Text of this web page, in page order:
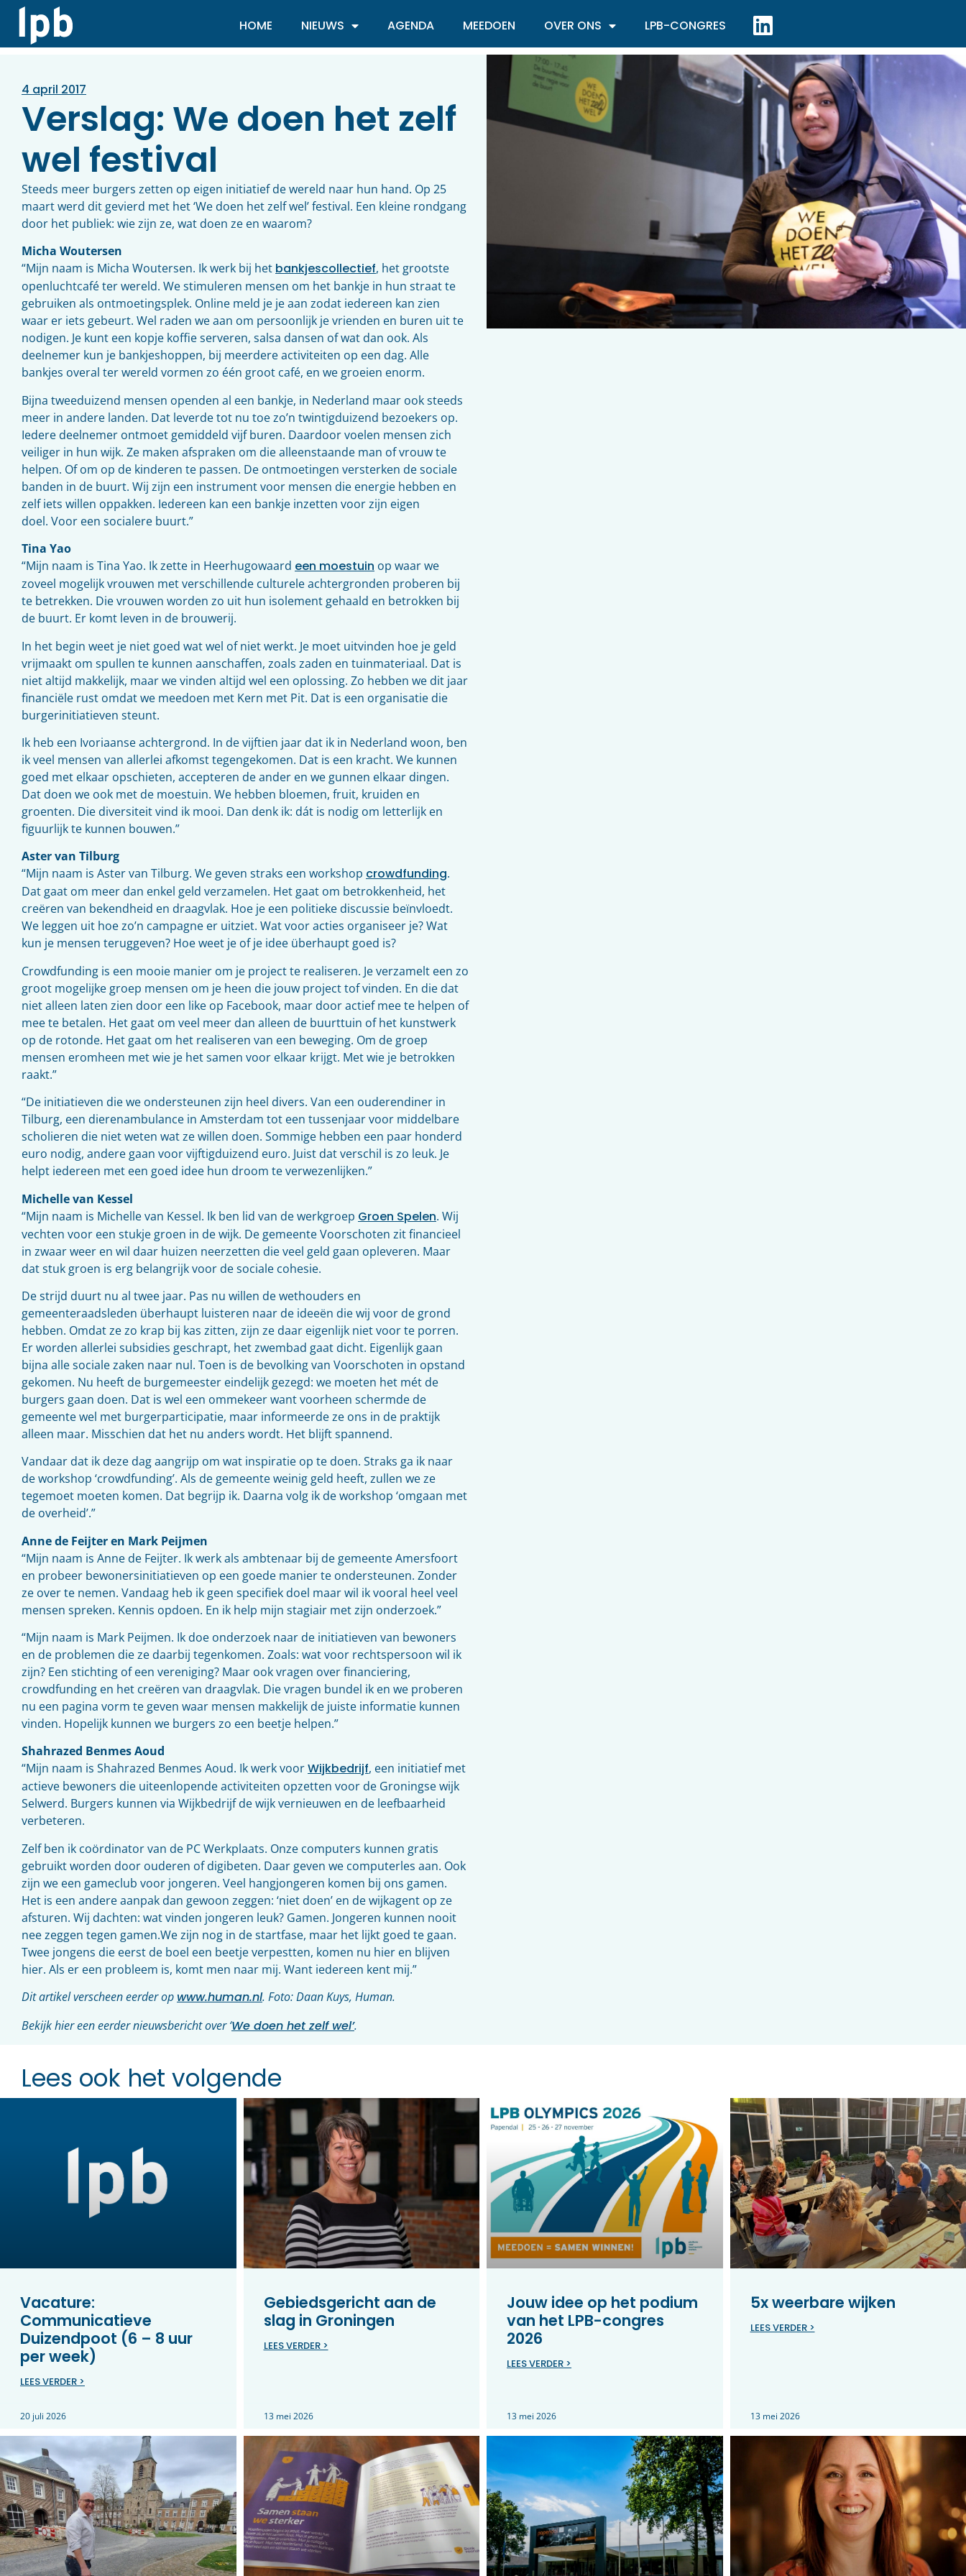
HOME NIEUWS AGENDA MEEDOEN OVER ONS LPB-CONGRES
4 april 2017
Verslag: We doen het zelf
wel festival
Steeds meer burgers zetten op eigen initiatief de wereld naar hun hand. Op 25
maart werd dit gevierd met het ‘We doen het zelf wel’ festival. Een kleine rondgang
door het publiek: wie zijn ze, wat doen ze en waarom?
Micha Woutersen
“Mijn naam is Micha Woutersen. Ik werk bij het bankjescollectief, het grootste
openluchtcafé ter wereld. We stimuleren mensen om het bankje in hun straat te
gebruiken als ontmoetingsplek. Online meld je je aan zodat iedereen kan zien
waar er iets gebeurt. Wel raden we aan om persoonlijk je vrienden en buren uit te
nodigen. Je kunt een kopje koffie serveren, salsa dansen of wat dan ook. Als
deelnemer kun je bankjeshoppen, bij meerdere activiteiten op een dag. Alle
bankjes overal ter wereld vormen zo één groot café, en we groeien enorm.
Bijna tweeduizend mensen openden al een bankje, in Nederland maar ook steeds
meer in andere landen. Dat leverde tot nu toe zo’n twintigduizend bezoekers op.
Iedere deelnemer ontmoet gemiddeld vijf buren. Daardoor voelen mensen zich
veiliger in hun wijk. Ze maken afspraken om die alleenstaande man of vrouw te
helpen. Of om op de kinderen te passen. De ontmoetingen versterken de sociale
banden in de buurt. Wij zijn een instrument voor mensen die energie hebben en
zelf iets willen oppakken. Iedereen kan een bankje inzetten voor zijn eigen
doel. Voor een socialere buurt.”
Tina Yao
“Mijn naam is Tina Yao. Ik zette in Heerhugowaard een moestuin op waar we
zoveel mogelijk vrouwen met verschillende culturele achtergronden proberen bij
te betrekken. Die vrouwen worden zo uit hun isolement gehaald en betrokken bij
de buurt. Er komt leven in de brouwerij.
In het begin weet je niet goed wat wel of niet werkt. Je moet uitvinden hoe je geld
vrijmaakt om spullen te kunnen aanschaffen, zoals zaden en tuinmateriaal. Dat is
niet altijd makkelijk, maar we vinden altijd wel een oplossing. Zo hebben we dit jaar
financiële rust omdat we meedoen met Kern met Pit. Dat is een organisatie die
burgerinitiatieven steunt.
Ik heb een Ivoriaanse achtergrond. In de vijftien jaar dat ik in Nederland woon, ben
ik veel mensen van allerlei afkomst tegengekomen. Dat is een kracht. We kunnen
goed met elkaar opschieten, accepteren de ander en we gunnen elkaar dingen.
Dat doen we ook met de moestuin. We hebben bloemen, fruit, kruiden en
groenten. Die diversiteit vind ik mooi. Dan denk ik: dát is nodig om letterlijk en
figuurlijk te kunnen bouwen.”
Aster van Tilburg
“Mijn naam is Aster van Tilburg. We geven straks een workshop crowdfunding.
Dat gaat om meer dan enkel geld verzamelen. Het gaat om betrokkenheid, het
creëren van bekendheid en draagvlak. Hoe je een politieke discussie beïnvloedt.
We leggen uit hoe zo’n campagne er uitziet. Wat voor acties organiseer je? Wat
kun je mensen teruggeven? Hoe weet je of je idee überhaupt goed is?
Crowdfunding is een mooie manier om je project te realiseren. Je verzamelt een zo
groot mogelijke groep mensen om je heen die jouw project tof vinden. En die dat
niet alleen laten zien door een like op Facebook, maar door actief mee te helpen of
mee te betalen. Het gaat om veel meer dan alleen de buurttuin of het kunstwerk
op de rotonde. Het gaat om het realiseren van een beweging. Om de groep
mensen eromheen met wie je het samen voor elkaar krijgt. Met wie je betrokken
raakt.”
“De initiatieven die we ondersteunen zijn heel divers. Van een ouderendiner in
Tilburg, een dierenambulance in Amsterdam tot een tussenjaar voor middelbare
scholieren die niet weten wat ze willen doen. Sommige hebben een paar honderd
euro nodig, andere gaan voor vijftigduizend euro. Juist dat verschil is zo leuk. Je
helpt iedereen met een goed idee hun droom te verwezenlijken.”
Michelle van Kessel
“Mijn naam is Michelle van Kessel. Ik ben lid van de werkgroep Groen Spelen. Wij
vechten voor een stukje groen in de wijk. De gemeente Voorschoten zit financieel
in zwaar weer en wil daar huizen neerzetten die veel geld gaan opleveren. Maar
dat stuk groen is erg belangrijk voor de sociale cohesie.
De strijd duurt nu al twee jaar. Pas nu willen de wethouders en
gemeenteraadsleden überhaupt luisteren naar de ideeën die wij voor de grond
hebben. Omdat ze zo krap bij kas zitten, zijn ze daar eigenlijk niet voor te porren.
Er worden allerlei subsidies geschrapt, het zwembad gaat dicht. Eigenlijk gaan
bijna alle sociale zaken naar nul. Toen is de bevolking van Voorschoten in opstand
gekomen. Nu heeft de burgemeester eindelijk gezegd: we moeten het mét de
burgers gaan doen. Dat is wel een ommekeer want voorheen schermde de
gemeente wel met burgerparticipatie, maar informeerde ze ons in de praktijk
alleen maar. Misschien dat het nu anders wordt. Het blijft spannend.
Vandaar dat ik deze dag aangrijp om wat inspiratie op te doen. Straks ga ik naar
de workshop ‘crowdfunding’. Als de gemeente weinig geld heeft, zullen we ze
tegemoet moeten komen. Dat begrijp ik. Daarna volg ik de workshop ‘omgaan met
de overheid’.”
Anne de Feijter en Mark Peijmen
“Mijn naam is Anne de Feijter. Ik werk als ambtenaar bij de gemeente Amersfoort
en probeer bewonersinitiatieven op een goede manier te ondersteunen. Zonder
ze over te nemen. Vandaag heb ik geen specifiek doel maar wil ik vooral heel veel
mensen spreken. Kennis opdoen. En ik help mijn stagiair met zijn onderzoek.”
“Mijn naam is Mark Peijmen. Ik doe onderzoek naar de initiatieven van bewoners
en de problemen die ze daarbij tegenkomen. Zoals: wat voor rechtspersoon wil ik
zijn? Een stichting of een vereniging? Maar ook vragen over financiering,
crowdfunding en het creëren van draagvlak. Die vragen bundel ik en we proberen
nu een pagina vorm te geven waar mensen makkelijk de juiste informatie kunnen
vinden. Hopelijk kunnen we burgers zo een beetje helpen.”
Shahrazed Benmes Aoud
“Mijn naam is Shahrazed Benmes Aoud. Ik werk voorWijkbedrijf, een initiatief met
actieve bewoners die uiteenlopende activiteiten opzetten voor de Groningse wijk
Selwerd. Burgers kunnen via Wijkbedrijf de wijk vernieuwen en de leefbaarheid
verbeteren.
Zelf ben ik coördinator van de PC Werkplaats. Onze computers kunnen gratis
gebruikt worden door ouderen of digibeten. Daar geven we computerles aan. Ook
zijn we een gameclub voor jongeren. Veel hangjongeren komen bij ons gamen.
Het is een andere aanpak dan gewoon zeggen: ‘niet doen’ en de wijkagent op ze
afsturen. Wij dachten: wat vinden jongeren leuk? Gamen. Jongeren kunnen nooit
nee zeggen tegen gamen.We zijn nog in de startfase, maar het lijkt goed te gaan.
Twee jongens die eerst de boel een beetje verpestten, komen nu hier en blijven
hier. Als er een probleem is, komt men naar mij. Want iedereen kent mij.”
Dit artikel verscheen eerder op www.human.nl. Foto: Daan Kuys, Human.
Bekijk hier een eerder nieuwsbericht over ‘We doen het zelf wel’.
Lees ook het volgende
Vacature:
Communicatieve
Duizendpoot (6 – 8 uur
per week)
LEES VERDER >
20 juli 2026
Gebiedsgericht aan de
slag in Groningen
LEES VERDER >
13 mei 2026
Jouw idee op het podium
van het LPB-congres
2026
LEES VERDER >
13 mei 2026
5x weerbare wijken
LEES VERDER >
13 mei 2026